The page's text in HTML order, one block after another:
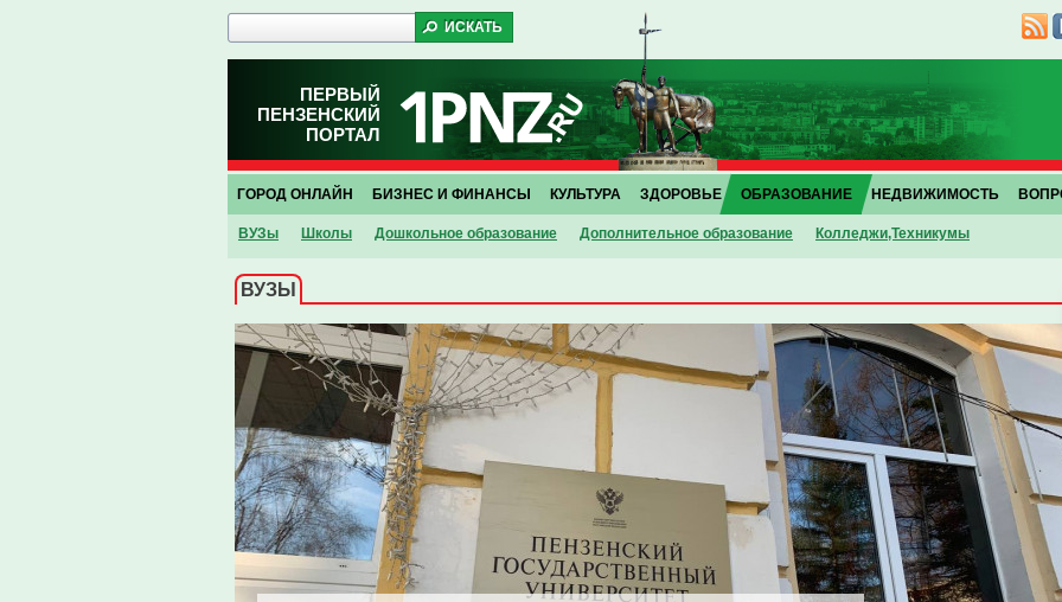
ПЕРВЫЙ
ПЕНЗЕНСКИЙ
ПОРТАЛ
ГОРОД ОНЛАЙН БИЗНЕС И ФИНАНСЫ КУЛЬТУРА ЗДОРОВЬЕ ОБРАЗОВАНИЕ
ВУЗы Школы Дошкольное образование Дополнительное образование Колледжи,Техникумы
НЕДВИЖИМОСТЬ
ВУЗЫ